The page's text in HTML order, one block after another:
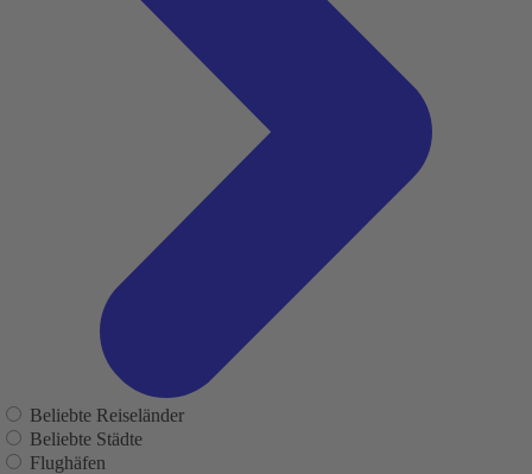
Beliebte Reiseländer
Beliebte Städte
Flughäfen